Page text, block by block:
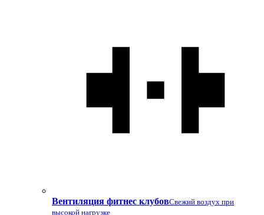
Вентиляция фитнес клубовСвежий воздух при
высокой нагрузке